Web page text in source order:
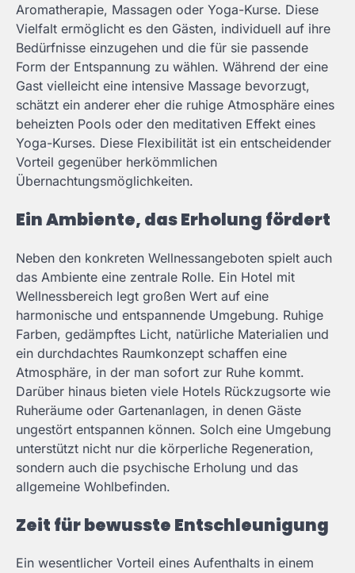
Aromatherapie, Massagen oder Yoga-Kurse. Diese
Vielfalt ermöglicht es den Gästen, individuell auf ihre
Bedürfnisse einzugehen und die für sie passende
Form der Entspannung zu wählen. Während der eine
Gast vielleicht eine intensive Massage bevorzugt,
schätzt ein anderer eher die ruhige Atmosphäre eines
beheizten Pools oder den meditativen Effekt eines
Yoga-Kurses. Diese Flexibilität ist ein entscheidender
Vorteil gegenüber herkömmlichen
Übernachtungsmöglichkeiten.
Ein Ambiente, das Erholung fördert
Neben den konkreten Wellnessangeboten spielt auch
das Ambiente eine zentrale Rolle. Ein Hotel mit
Wellnessbereich legt großen Wert auf eine
harmonische und entspannende Umgebung. Ruhige
Farben, gedämpftes Licht, natürliche Materialien und
ein durchdachtes Raumkonzept schaffen eine
Atmosphäre, in der man sofort zur Ruhe kommt.
Darüber hinaus bieten viele Hotels Rückzugsorte wie
Ruheräume oder Gartenanlagen, in denen Gäste
ungestört entspannen können. Solch eine Umgebung
unterstützt nicht nur die körperliche Regeneration,
sondern auch die psychische Erholung und das
allgemeine Wohlbefinden.
Zeit für bewusste Entschleunigung
Ein wesentlicher Vorteil eines Aufenthalts in einem